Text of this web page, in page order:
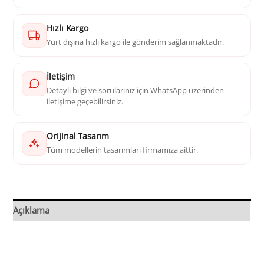
Hızlı Kargo
Yurt dışına hızlı kargo ile gönderim sağlanmaktadır.
İletişim
Detaylı bilgi ve sorularınız için WhatsApp üzerinden
iletişime geçebilirsiniz.
Orijinal Tasarım
Tüm modellerin tasarımları firmamıza aittir.
Açıklama